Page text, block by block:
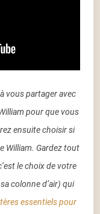
vous partager avec
pour que vous
ensuite choisir si
William. Gardez tout
le choix de votre
colonne d’air) qui
essentiels pour